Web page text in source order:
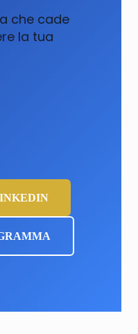
che cade
la tua